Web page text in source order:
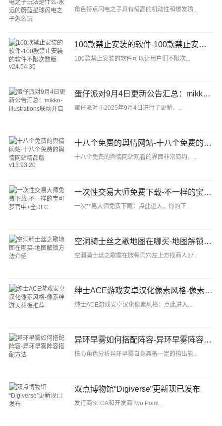
角色特点闪电之子具有极高的机动性和爆发输...
100款禁止安装的软件-100款禁止安装的软件不限次数版v24.54.35
100款禁止安装的软件可以让用户们不限次...
蛋仔派对9月4日更新公告汇总：mikko-illustrations联动开启
蛋仔派对于2025年9月4日进行了更新，...
十八个免费的舆情网站-十八个免费的舆情网站精品版v13.93.20
十八个免费的舆情网站观看的界面非常简约，...
一次性交易大师免费下载-不一样的宝可梦官中+全DLC
一次**易大师免费下载：点此进入，你的下...
空洞骑士丝之歌地图在哪买-地图解锁方法介绍
空洞骑士丝之歌需在骸骨洞穴左上方找商人沙...
绅士ACE游戏安卓汉化像素风格-像素绅游天花板推荐
绅士ACE游戏安卓汉化像素风格：点此进入...
异环早雾如何搭配阵容-异环早雾阵容搭配方法
核心角色分析异环早雾自身具备一定的输出能...
双点博物馆“Digiverse”更新现已发布
发行商SEGA和开发商Two Point...